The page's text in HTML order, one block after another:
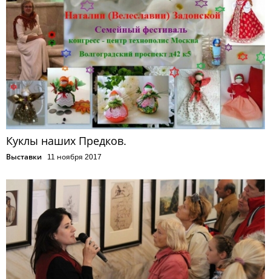
Куклы наших Предков.
Выставки 11 ноября 2017